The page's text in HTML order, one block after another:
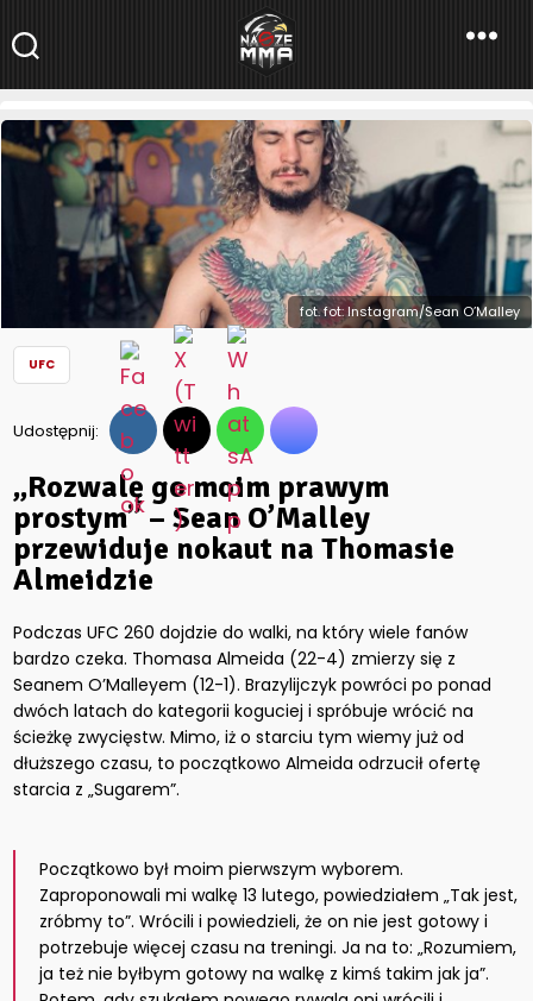
NaszeMMA
NaszeMMA.pl»Aktualności»Świat»UFC»„Rozwalę go moim
prawym prostym” – Sean O’Malley przewiduje nokaut na
Thomasie Almeidzie
fot. fot: Instagram/Sean O’Malley
UFC
Udostępnij:
„Rozwalę go moim prawym
prostym” – Sean O’Malley
przewiduje nokaut na Thomasie
Almeidzie
Podczas UFC 260 dojdzie do walki, na który wiele fanów
bardzo czeka. Thomasa Almeida (22-4) zmierzy się z
Seanem O’Malleyem (12-1). Brazylijczyk powróci po ponad
dwóch latach do kategorii koguciej i spróbuje wrócić na
ścieżkę zwycięstw. Mimo, iż o starciu tym wiemy już od
dłuższego czasu, to początkowo Almeida odrzucił ofertę
starcia z „Sugarem”.
Początkowo był moim pierwszym wyborem.
Zaproponowali mi walkę 13 lutego, powiedziałem „Tak jest,
zróbmy to”. Wrócili i powiedzieli, że on nie jest gotowy i
potrzebuje więcej czasu na treningi. Ja na to: „Rozumiem,
ja też nie byłbym gotowy na walkę z kimś takim jak ja”.